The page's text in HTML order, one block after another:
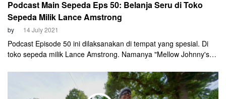
Podcast Main Sepeda Eps 50: Belanja Seru di Toko
Sepeda Milik Lance Amstrong
by 14 July 2021
Podcast Episode 50 ini dilaksanakan di tempat yang spesial. Di
toko sepeda milik Lance Amstrong. Namanya "Mellow Johnny's".
menjelajah dan berbelanja seru di toko itu.